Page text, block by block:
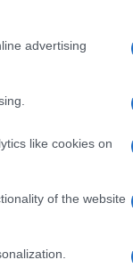
advertising
like cookies on
of the website